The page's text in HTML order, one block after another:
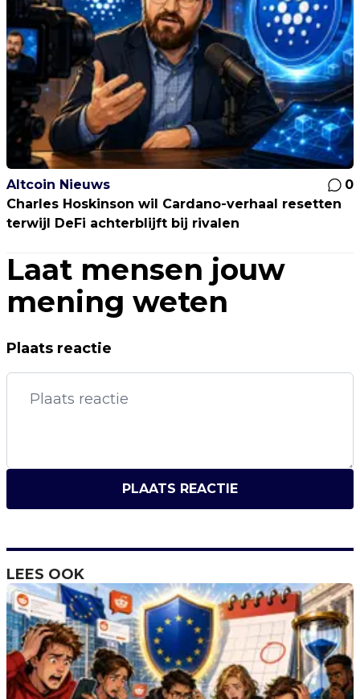
Altcoin Nieuws
0
Charles Hoskinson wil Cardano-verhaal resetten
terwijl DeFi achterblijft bij rivalen
Laat mensen jouw
mening weten
Plaats reactie
PLAATS REACTIE
LEES OOK